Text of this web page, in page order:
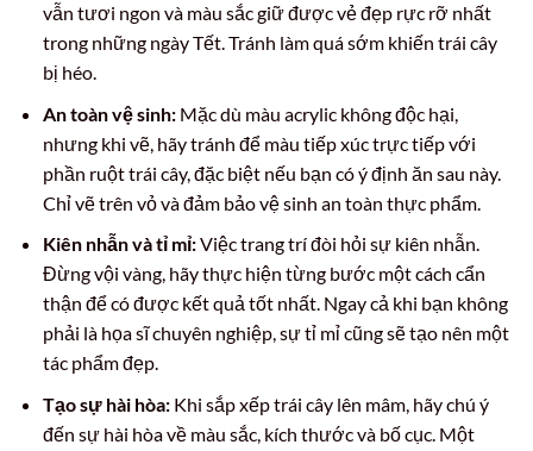
vẫn tươi ngon và màu sắc giữ được vẻ đẹp rực rỡ nhất
trong những ngày Tết. Tránh làm quá sớm khiến trái cây
bị héo.
An toàn vệ sinh:Mặc dù màu acrylic không độc hại,
nhưng khi vẽ, hãy tránh để màu tiếp xúc trực tiếp với
phần ruột trái cây, đặc biệt nếu bạn có ý định ăn sau này.
Chỉ vẽ trên vỏ và đảm bảo vệ sinh an toàn thực phẩm.
Kiên nhẫn và tỉ mỉ:Việc trang trí đòi hỏi sự kiên nhẫn.
Đừng vội vàng, hãy thực hiện từng bước một cách cẩn
thận để có được kết quả tốt nhất. Ngay cả khi bạn không
phải là họa sĩ chuyên nghiệp, sự tỉ mỉ cũng sẽ tạo nên một
tác phẩm đẹp.
Tạo sự hài hòa:Khi sắp xếp trái cây lên mâm, hãy chú ý
đến sự hài hòa về màu sắc, kích thước và bố cục. Một